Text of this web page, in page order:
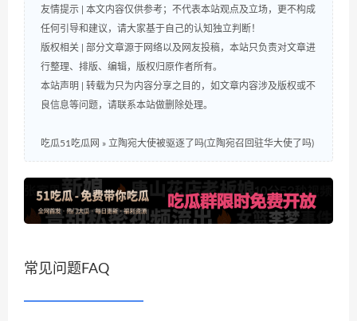
友情提示 | 本文内容仅供参考；不代表本站观点及立场，更不构成
任何引导和建议，请大家基于自己的认知独立判断！
版权相关 | 部分文章源于网络以及网友投稿，本站只负责对文章进
行整理、排版、编辑，版权归原作者所有。
本站声明 | 转载为只为内容分享之目的，如文章内容涉及版权或不
良信息等问题，请联系本站做删除处理。
吃瓜51吃瓜网 » 立陶宛大使被驱逐了吗(立陶宛召回驻华大使了吗)
常见问题FAQ